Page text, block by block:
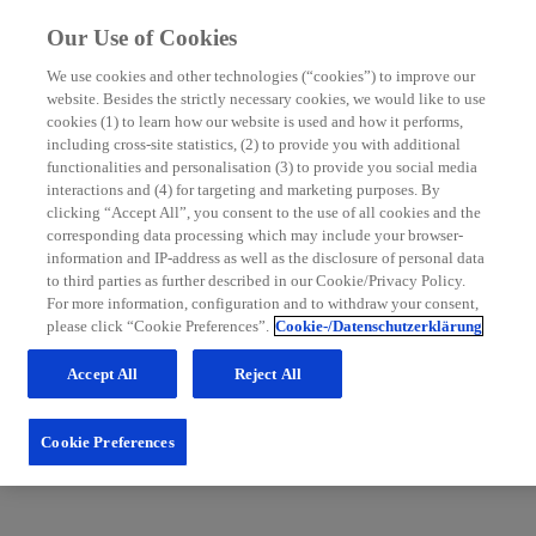
MS Nurse Bereich
Mit grundlegenden Informationen zur Multiplen Sklerose
sowie hilfreichen Tipps für die Patientenbetreuung möchten
wir Sie in Ihrem Praxisalltag unterstützen. Schauen Sie
regelmäßig im MS Nurse Bereich vorbei: Wir erweitern
unsere Inhalte und Services stetig für Sie.
Zum Nurse Bereich
Our Use of Cookies
We use cookies and other technologies (“cookies”) to improve our
website. Besides the strictly necessary cookies, we would like to use
cookies (1) to learn how our website is used and how it performs,
including cross-site statistics, (2) to provide you with additional
functionalities and personalisation (3) to provide you social media
interactions and (4) for targeting and marketing purposes. By
clicking “Accept All”, you consent to the use of all cookies and the
corresponding data processing which may include your browser-
information and IP-address as well as the disclosure of personal data
to third parties as further described in our Cookie/Privacy Policy.
For more information, configuration and to withdraw your consent,
please click “Cookie Preferences”. Cookie-/Datenschutzerklärung
Cookie Preferences
Reject All
Accept All